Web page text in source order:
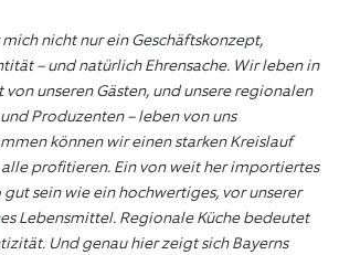
nicht nur ein Geschäftskonzept,
– und natürlich Ehrensache. Wir leben in
von unseren Gästen, und unsere regionalen
Produzenten – leben von uns
können wir einen starken Kreislauf
profitieren. Ein von weit her importiertes
sein wie ein hochwertiges, vor unserer
Lebensmittel. Regionale Küche bedeutet
Und genau hier zeigt sich Bayerns